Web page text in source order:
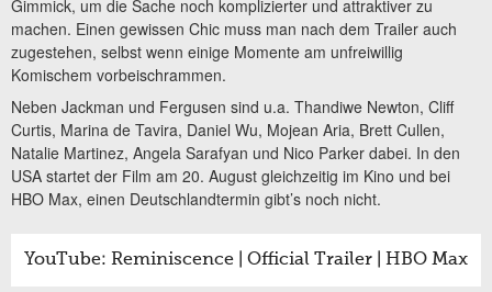
Gimmick, um die Sache noch komplizierter und attraktiver zu
machen. Einen gewissen Chic muss man nach dem Trailer auch
zugestehen, selbst wenn einige Momente am unfreiwillig
Komischem vorbeischrammen.
Neben Jackman und Fergusen sind u.a. Thandiwe Newton, Cliff
Curtis, Marina de Tavira, Daniel Wu, Mojean Aria, Brett Cullen,
Natalie Martinez, Angela Sarafyan und Nico Parker dabei. In den
USA startet der Film am 20. August gleichzeitig im Kino und bei
HBO Max, einen Deutschlandtermin gibt’s noch nicht.
YouTube: Reminiscence | Official Trailer | HBO Max